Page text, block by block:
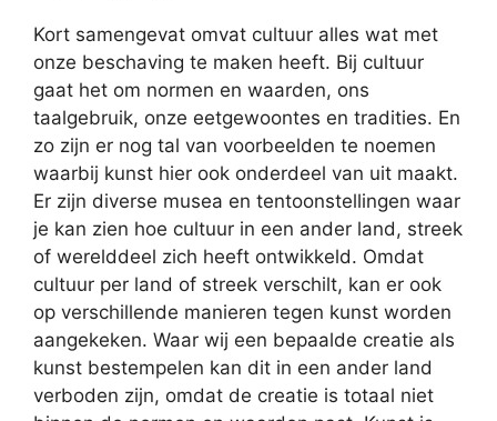
Kort samengevat omvat cultuur alles wat met
onze beschaving te maken heeft. Bij cultuur
gaat het om normen en waarden, ons
taalgebruik, onze eetgewoontes en tradities. En
zo zijn er nog tal van voorbeelden te noemen
waarbij kunst hier ook onderdeel van uit maakt.
Er zijn diverse musea en tentoonstellingen waar
je kan zien hoe cultuur in een ander land, streek
of werelddeel zich heeft ontwikkeld. Omdat
cultuur per land of streek verschilt, kan er ook
op verschillende manieren tegen kunst worden
aangekeken. Waar wij een bepaalde creatie als
kunst bestempelen kan dit in een ander land
verboden zijn, omdat de creatie is totaal niet